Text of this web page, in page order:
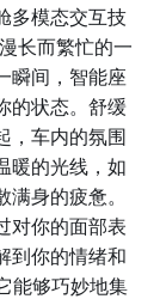
多模态交互技
长而繁忙的一
瞬间，智能座
的状态。舒缓
，车内的氛围
暖的光线，如
身的疲惫。
对你的面部表
到你的情绪和
能够巧妙地集